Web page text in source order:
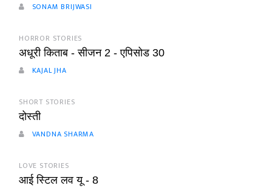
SONAM BRIJWASI
HORROR STORIES
अधूरी किताब - सीजन 2 - एपिसोड 30
KAJAL JHA
SHORT STORIES
दोस्ती
VANDNA SHARMA
LOVE STORIES
आई स्टिल लव यू - 8